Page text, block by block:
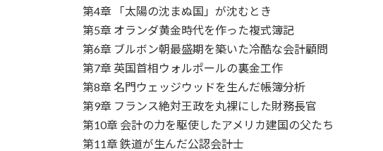
第4章 「太陽の沈まぬ国」が沈むとき
第5章 オランダ黄金時代を作った複式簿記
第6章 ブルボン朝最盛期を築いた冷酷な会計顧問
第7章 英国首相ウォルポールの裏金工作
第8章 名門ウェッジウッドを生んだ帳簿分析
第9章 フランス絶対王政を丸裸にした財務長官
第10章 会計の力を駆使したアメリカ建国の父たち
第11章 鉄道が生んだ公認会計士